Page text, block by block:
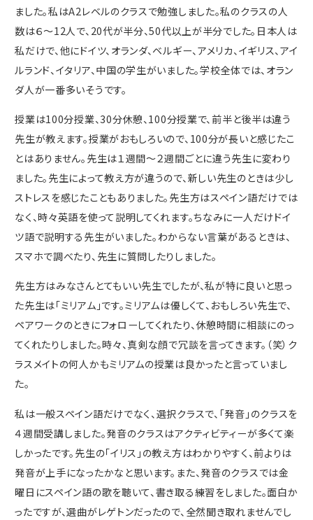
ました。私はA2レベルのクラスで勉強しました。私のクラスの人
数は６～12人で、20代が半分、50代以上が半分でした。日本人は
私だけで、他にドイツ、オランダ、ベルギー、アメリカ、イギリス、アイ
ルランド、イタリア、中国の学生がいました。学校全体では、オラン
ダ人が一番多いそうです。
授業は100分授業、30分休憩、100分授業で、前半と後半は違う
先生が教えます。授業がおもしろいので、100分が長いと感じたこ
とはありません。先生は１週間～２週間ごとに違う先生に変わり
ました。先生によって教え方が違うので、新しい先生のときは少し
ストレスを感じたこともありました。先生方はスペイン語だけでは
なく、時々英語を使って説明してくれます。ちなみに一人だけドイ
ツ語で説明する先生がいました。わからない言葉があるときは、
スマホで調べたり、先生に質問したりしました。
先生方はみなさんとてもいい先生でしたが、私が特に良いと思っ
た先生は「ミリアム」です。ミリアムは優しくて、おもしろい先生で、
ペアワークのときにフォローしてくれたり、休憩時間に相談にのっ
てくれたりしました。時々、真剣な顔で冗談を言ってきます。（笑）ク
ラスメイトの何人かもミリアムの授業は良かったと言っていまし
た。
私は一般スペイン語だけでなく、選択クラスで、「発音」のクラスを
４週間受講しました。発音のクラスはアクティビティーが多くて楽
しかったです。先生の「イリス」の教え方はわかりやすく、前よりは
発音が上手になったかなと思います。また、発音のクラスでは金
曜日にスペイン語の歌を聴いて、書き取る練習をしました。面白か
ったですが、選曲がレゲトンだったので、全然聞き取れませんでし